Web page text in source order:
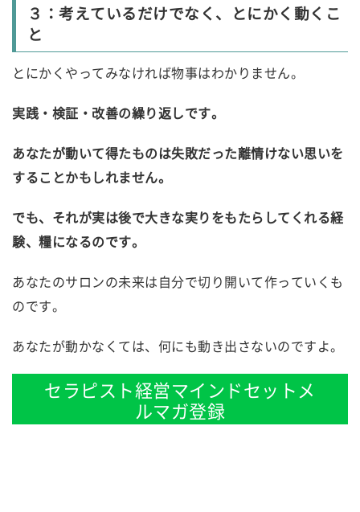
３：考えているだけでなく、とにかく動くこ
と
とにかくやってみなければ物事はわかりません。
実践・検証・改善の繰り返しです。
あなたが動いて得たものは失敗だった離情けない思いを
することかもしれません。
でも、それが実は後で大きな実りをもたらしてくれる経
験、糧になるのです。
あなたのサロンの未来は自分で切り開いて作っていくも
のです。
あなたが動かなくては、何にも動き出さないのですよ。
セラピスト経営マインドセットメ
ルマガ登録